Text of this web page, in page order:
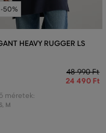
50%
HEAVY RUGGER LS
48 990 Ft
24 490 Ft
méretek:
S, M